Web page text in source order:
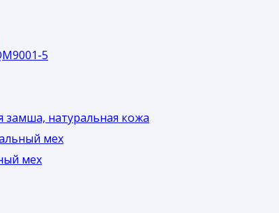
5
замша, натуральная кожа
мех
мех